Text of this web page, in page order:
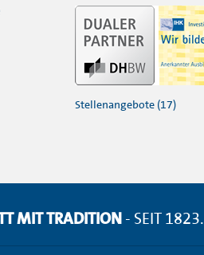
Stellenangebote (17)
MIT TRADITION- SEIT 1823.